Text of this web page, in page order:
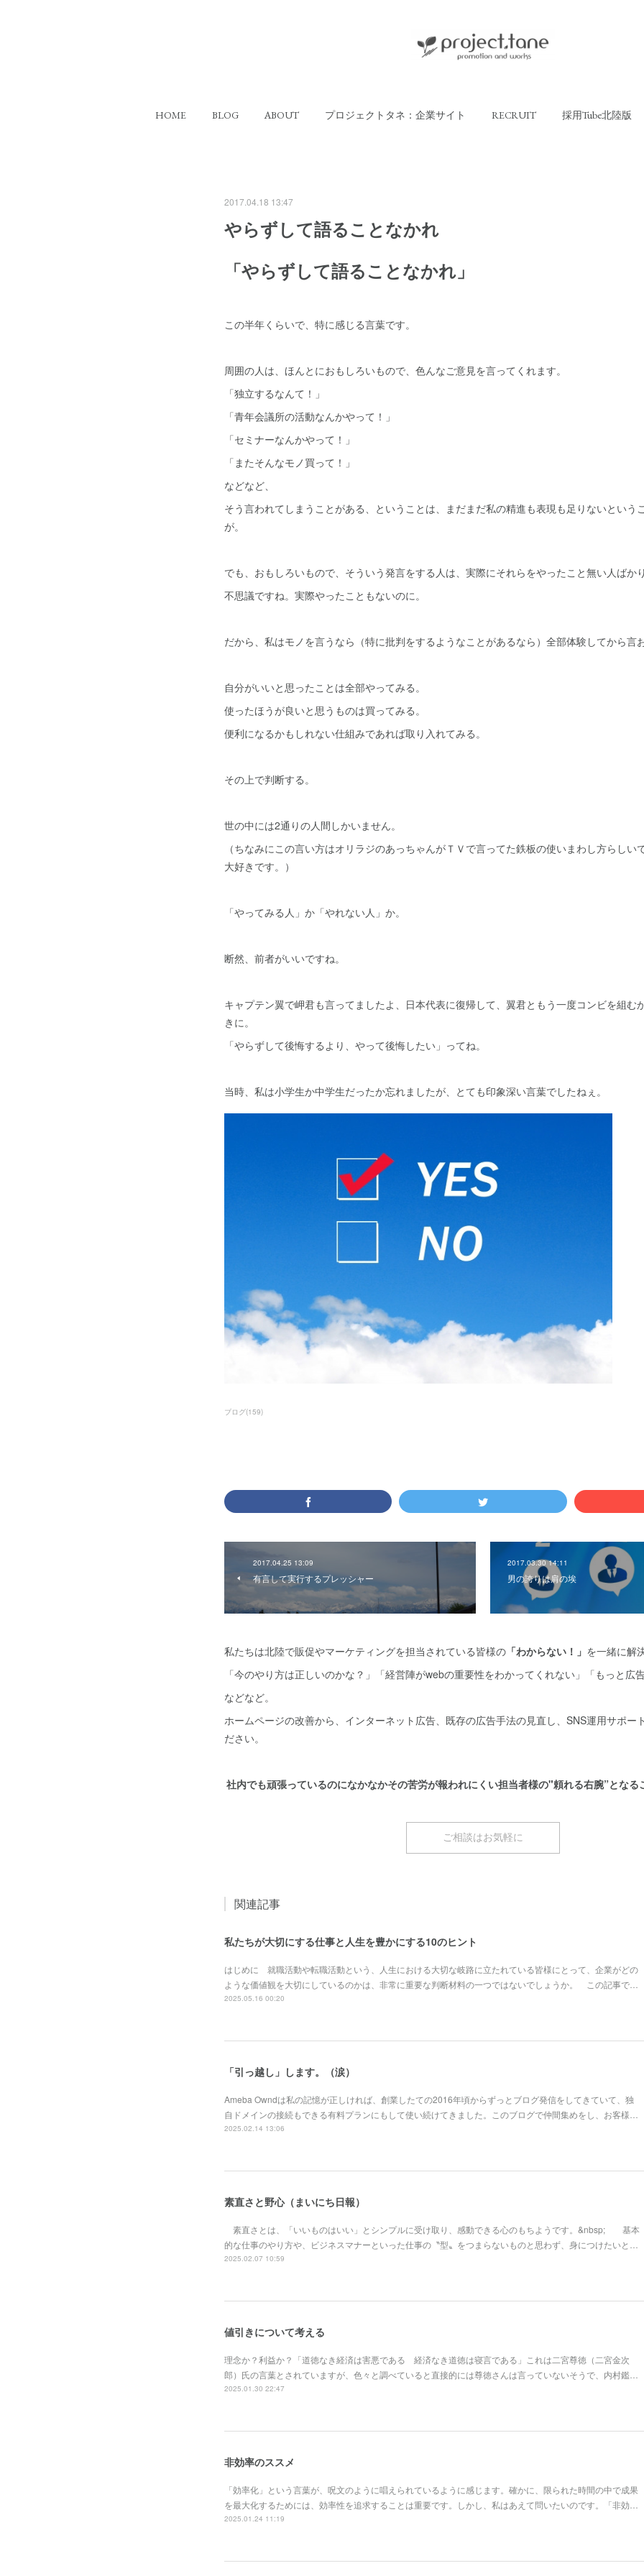
HOME BLOG ABOUT プロジェクトタネ：企業サイト RECRUIT 採用Tube北陸版
2017.04.18 13:47
やらずして語ることなかれ
「やらずして語ることなかれ」
この半年くらいで、特に感じる言葉です。
周囲の人は、ほんとにおもしろいもので、色んなご意見を言ってくれます。
「独立するなんて！」
「青年会議所の活動なんかやって！」
「セミナーなんかやって！」
「またそんなモノ買って！」
などなど、
そう言われてしまうことがある、ということは、まだまだ私の精進も表現も足りないという
が。
でも、おもしろいもので、そういう発言をする人は、実際にそれらをやったこと無い人ばかり
不思議ですね。実際やったこともないのに。
だから、私はモノを言うなら（特に批判をするようなことがあるなら）全部体験してから言
自分がいいと思ったことは全部やってみる。
使ったほうが良いと思うものは買ってみる。
便利になるかもしれない仕組みであれば取り入れてみる。
その上で判断する。
世の中には2通りの人間しかいません。
（ちなみにこの言い方はオリラジのあっちゃんがＴＶで言ってた鉄板の使いまわし方らしい
大好きです。）
「やってみる人」か「やれない人」か。
断然、前者がいいですね。
キャプテン翼で岬君も言ってましたよ、日本代表に復帰して、翼君ともう一度コンビを組む
きに。
「やらずして後悔するより、やって後悔したい」ってね。
当時、私は小学生か中学生だったか忘れましたが、とても印象深い言葉でしたねぇ。
ブログ(159)
2017.04.25 13:09
有言して実行するプレッシャー
2017.03.30 14:11
男の誇りは肩の埃
私たちは北陸で販促やマーケティングを担当されている皆様の 「わからない！」 を一緒に解
「今のやり方は正しいのかな？」「経営陣がwebの重要性をわかってくれない」「もっと広
などなど。
ホームページの改善から、インターネット広告、既存の広告手法の見直し、SNS運用サポー
ださい。
社内でも頑張っているのになかなかその苦労が報われにくい担当者様の"頼れる右腕”となる
ご相談はお気軽に
関連記事
私たちが大切にする仕事と人生を豊かにする10のヒント
はじめに 就職活動や転職活動という、人生における大切な岐路に立たれている皆様にとって、企業がどの
ような価値観を大切にしているのかは、非常に重要な判断材料の一つではないでしょうか。 この記事で…
2025.05.16 00:20
「引っ越し」します。（涙）
Ameba Owndは私の記憶が正しければ、創業したての2016年頃からずっとブログ発信をしてきていて、独
自ドメインの接続もできる有料プランにもして使い続けてきました。このブログで仲間集めをし、お客様…
2025.02.14 13:06
素直さと野心（まいにち日報）
素直さとは、「いいものはいい」とシンプルに受け取り、感動できる心のもちようです。&nbsp; 基本
的な仕事のやり方や、ビジネスマナーといった仕事の〝型〟をつまらないものと思わず、身につけたいと…
2025.02.07 10:59
値引きについて考える
理念か？利益か？「道徳なき経済は害悪である 経済なき道徳は寝言である」これは二宮尊徳（二宮金次
郎）氏の言葉とされていますが、色々と調べていると直接的には尊徳さんは言っていないそうで、内村鑑…
2025.01.30 22:47
非効率のススメ
「効率化」という言葉が、呪文のように唱えられているように感じます。確かに、限られた時間の中で成果
を最大化するためには、効率性を追求することは重要です。しかし、私はあえて問いたいのです。「非効…
2025.01.24 11:19